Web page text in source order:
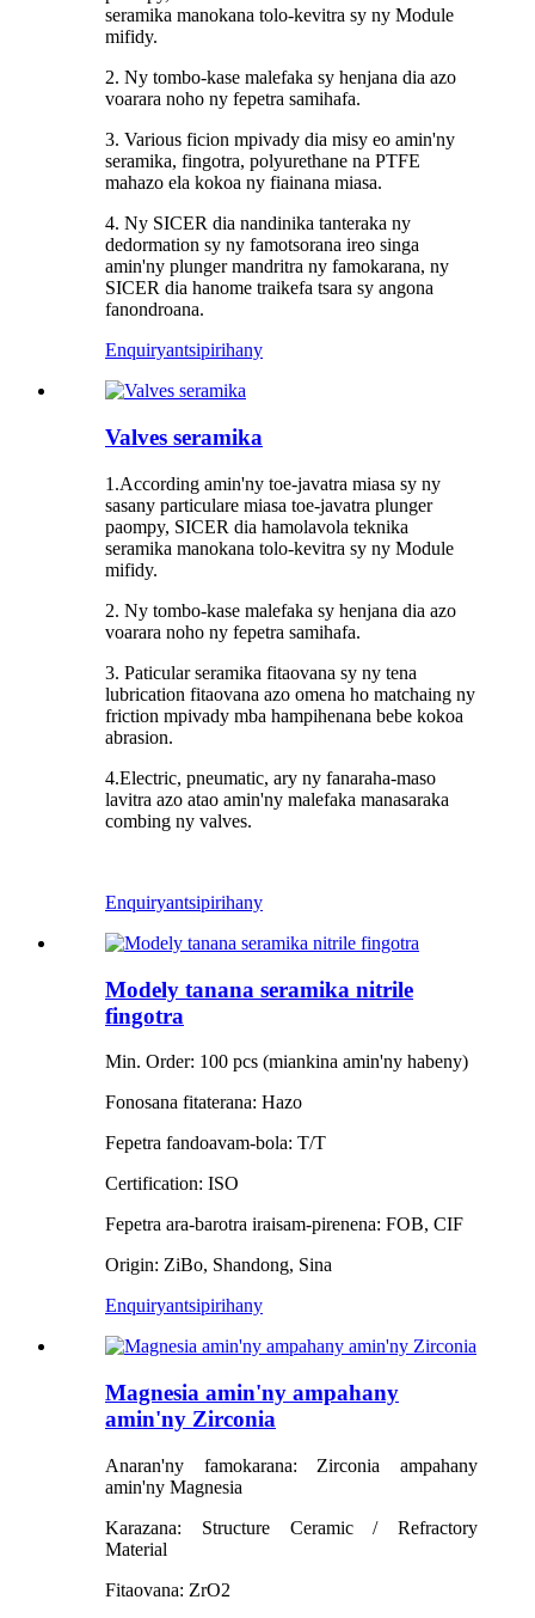
seramika manokana tolo-kevitra sy ny Module
mifidy.
2. Ny tombo-kase malefaka sy henjana dia azo
voarara noho ny fepetra samihafa.
3. Various ficion mpivady dia misy eo amin'ny
seramika, fingotra, polyurethane na PTFE
mahazo ela kokoa ny fiainana miasa.
4. Ny SICER dia nandinika tanteraka ny
dedormation sy ny famotsorana ireo singa
amin'ny plunger mandritra ny famokarana, ny
SICER dia hanome traikefa tsara sy angona
fanondroana.
Enquiryantsipirihany
Valves seramika
1.According amin'ny toe-javatra miasa sy ny
sasany particulare miasa toe-javatra plunger
paompy, SICER dia hamolavola teknika
seramika manokana tolo-kevitra sy ny Module
mifidy.
2. Ny tombo-kase malefaka sy henjana dia azo
voarara noho ny fepetra samihafa.
3. Paticular seramika fitaovana sy ny tena
lubrication fitaovana azo omena ho matchaing ny
friction mpivady mba hampihenana bebe kokoa
abrasion.
4.Electric, pneumatic, ary ny fanaraha-maso
lavitra azo atao amin'ny malefaka manasaraka
combing ny valves.
Enquiryantsipirihany
Modely tanana seramika nitrile
fingotra
Min. Order: 100 pcs (miankina amin'ny habeny)
Fonosana fitaterana: Hazo
Fepetra fandoavam-bola: T/T
Certification: ISO
Fepetra ara-barotra iraisam-pirenena: FOB, CIF
Origin: ZiBo, Shandong, Sina
Enquiryantsipirihany
Magnesia amin'ny ampahany
amin'ny Zirconia
Anaran'ny famokarana: Zirconia ampahany
amin'ny Magnesia
Karazana: Structure Ceramic / Refractory
Material
Fitaovana: ZrO2